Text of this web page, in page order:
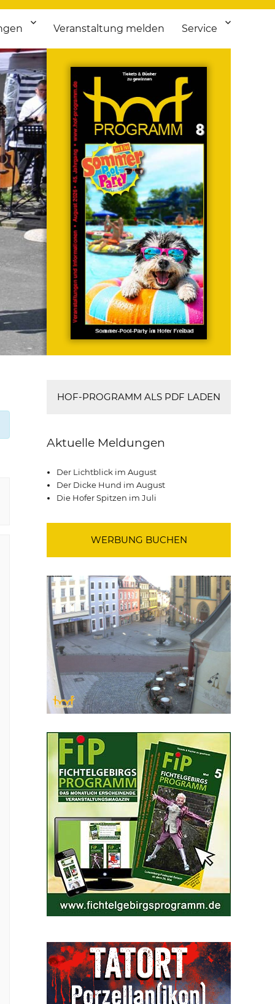
Veranstaltung melden Service
HOF-PROGRAMM ALS PDF LADEN
Aktuelle Meldungen
Der Lichtblick im August
Der Dicke Hund im August
Die Hofer Spitzen im Juli
WERBUNG BUCHEN